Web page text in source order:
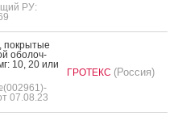
РУ:
пок­ры­тые
обо­лоч­
10, 20 или
07.08.23
ГРОТЕКС (Россия)